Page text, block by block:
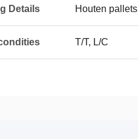
Details Houten pallets
T/T, L/C